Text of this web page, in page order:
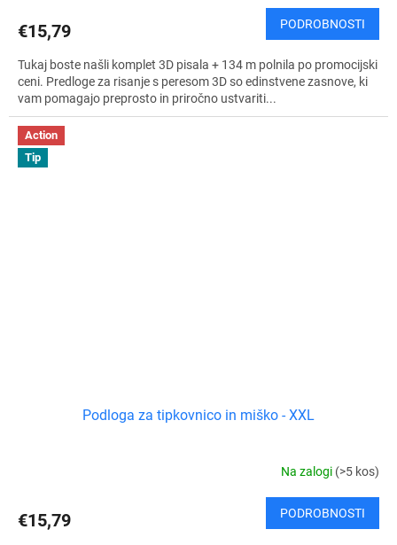
€15,79 PODROBNOSTI
Tukaj boste našli komplet 3D pisala + 134 m polnila po promocijski
ceni. Predloge za risanje s peresom 3D so edinstvene zasnove, ki
vam pomagajo preprosto in priročno ustvariti...
Action
Tip
Podloga za tipkovnico in miško - XXL
Na zalogi (>5 kos)
€15,79 PODROBNOSTI